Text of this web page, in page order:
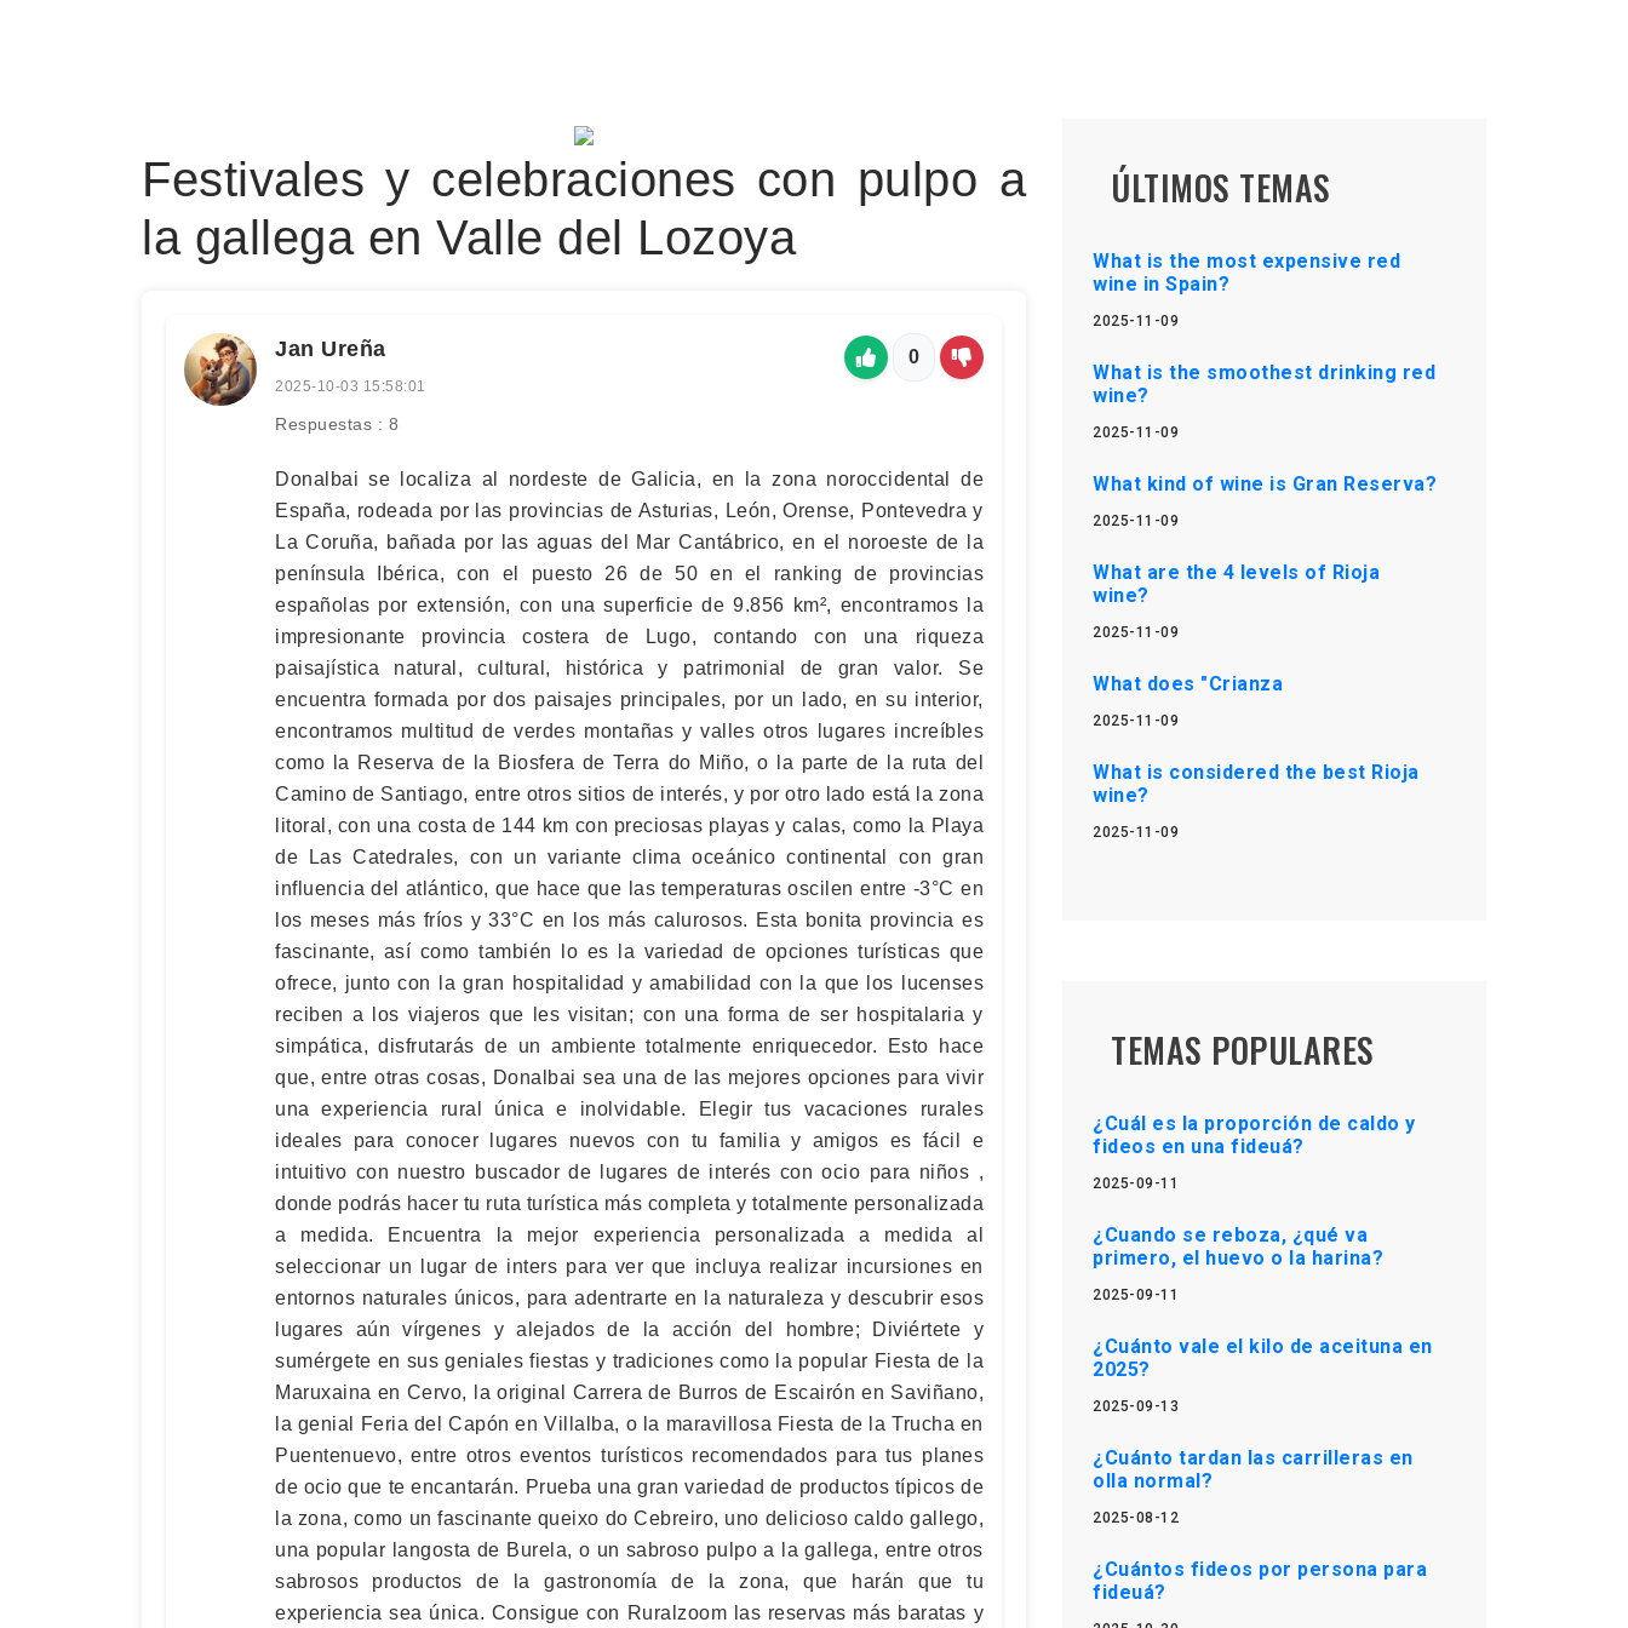
Festivales y celebraciones con pulpo a
la gallega en Valle del Lozoya
Jan Ureña
2025-10-03 15:58:01
Respuestas : 8
0
Donalbai se localiza al nordeste de Galicia, en la zona noroccidental de
España, rodeada por las provincias de Asturias, León, Orense, Pontevedra y
La Coruña, bañada por las aguas del Mar Cantábrico, en el noroeste de la
península Ibérica, con el puesto 26 de 50 en el ranking de provincias
españolas por extensión, con una superficie de 9.856 km², encontramos la
impresionante provincia costera de Lugo, contando con una riqueza
paisajística natural, cultural, histórica y patrimonial de gran valor. Se
encuentra formada por dos paisajes principales, por un lado, en su interior,
encontramos multitud de verdes montañas y valles otros lugares increíbles
como la Reserva de la Biosfera de Terra do Miño, o la parte de la ruta del
Camino de Santiago, entre otros sitios de interés, y por otro lado está la zona
litoral, con una costa de 144 km con preciosas playas y calas, como la Playa
de Las Catedrales, con un variante clima oceánico continental con gran
influencia del atlántico, que hace que las temperaturas oscilen entre -3°C en
los meses más fríos y 33°C en los más calurosos. Esta bonita provincia es
fascinante, así como también lo es la variedad de opciones turísticas que
ofrece, junto con la gran hospitalidad y amabilidad con la que los lucenses
reciben a los viajeros que les visitan; con una forma de ser hospitalaria y
simpática, disfrutarás de un ambiente totalmente enriquecedor. Esto hace
que, entre otras cosas, Donalbai sea una de las mejores opciones para vivir
una experiencia rural única e inolvidable. Elegir tus vacaciones rurales
ideales para conocer lugares nuevos con tu familia y amigos es fácil e
intuitivo con nuestro buscador de lugares de interés con ocio para niños ,
donde podrás hacer tu ruta turística más completa y totalmente personalizada
a medida. Encuentra la mejor experiencia personalizada a medida al
seleccionar un lugar de inters para ver que incluya realizar incursiones en
entornos naturales únicos, para adentrarte en la naturaleza y descubrir esos
lugares aún vírgenes y alejados de la acción del hombre; Diviértete y
sumérgete en sus geniales fiestas y tradiciones como la popular Fiesta de la
Maruxaina en Cervo, la original Carrera de Burros de Escairón en Saviñano,
la genial Feria del Capón en Villalba, o la maravillosa Fiesta de la Trucha en
Puentenuevo, entre otros eventos turísticos recomendados para tus planes
de ocio que te encantarán. Prueba una gran variedad de productos típicos de
la zona, como un fascinante queixo do Cebreiro, uno delicioso caldo gallego,
una popular langosta de Burela, o un sabroso pulpo a la gallega, entre otros
sabrosos productos de la gastronomía de la zona, que harán que tu
experiencia sea única. Consigue con Ruralzoom las reservas más baratas y
ÚLTIMOS TEMAS
What is the most expensive red
wine in Spain?
2025-11-09
What is the smoothest drinking red
wine?
2025-11-09
What kind of wine is Gran Reserva?
2025-11-09
What are the 4 levels of Rioja
wine?
2025-11-09
What does "Crianza
2025-11-09
What is considered the best Rioja
wine?
2025-11-09
TEMAS POPULARES
¿Cuál es la proporción de caldo y
fideos en una fideuá?
2025-09-11
¿Cuando se reboza, ¿qué va
primero, el huevo o la harina?
2025-09-11
¿Cuánto vale el kilo de aceituna en
2025?
2025-09-13
¿Cuánto tardan las carrilleras en
olla normal?
2025-08-12
¿Cuántos fideos por persona para
fideuá?